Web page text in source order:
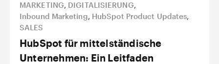
MARKETING, DIGITALISIERUNG,
Inbound Marketing, HubSpot Product Updates,
SALES
HubSpot für mittelständische
Unternehmen: Ein Leitfaden